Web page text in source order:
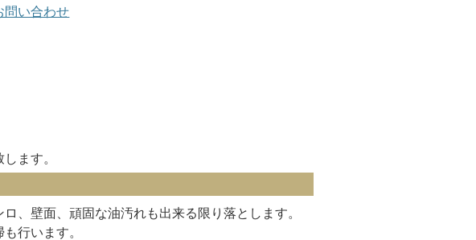
問い合わせ
ます。
、壁面、頑固な油汚れも出来る限り落とします。
行います。